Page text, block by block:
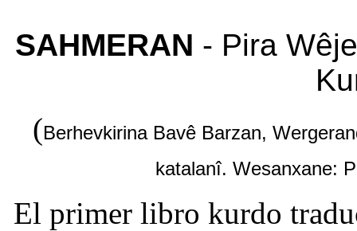
SAHMERAN - Pira
(Berhevkirina Bavê Barzan,
katalanî. Wesanxane:
El primer libro kurdo